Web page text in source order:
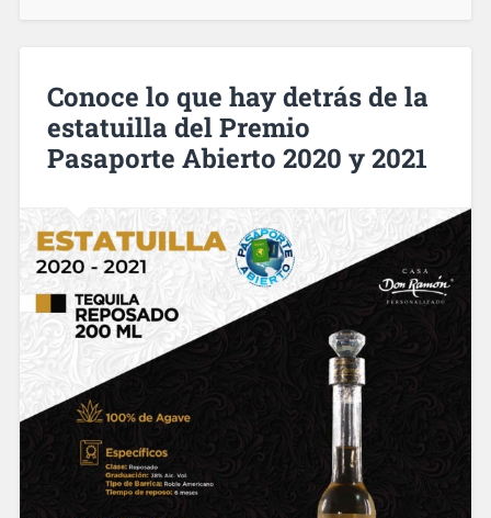
Conoce lo que hay detrás de la
estatuilla del Premio
Pasaporte Abierto 2020 y 2021